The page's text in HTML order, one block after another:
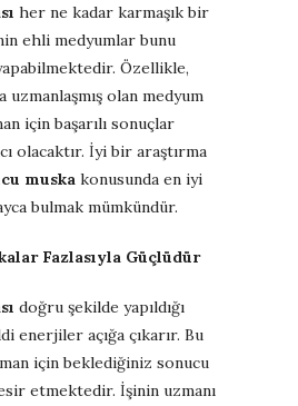
her ne kadar karmaşık bir
ehli medyumlar bunu
Özellikle,
uzmanlaşmış olan medyum
için başarılı sonuçlar
olacaktır. İyi bir araştırma
muska konusunda en iyi
bulmak mümkündür.
Fazlasıyla Güçlüdür
doğru şekilde yapıldığı
enerjiler açığa çıkarır. Bu
için beklediğiniz sonucu
etmektedir. İşinin uzmanı